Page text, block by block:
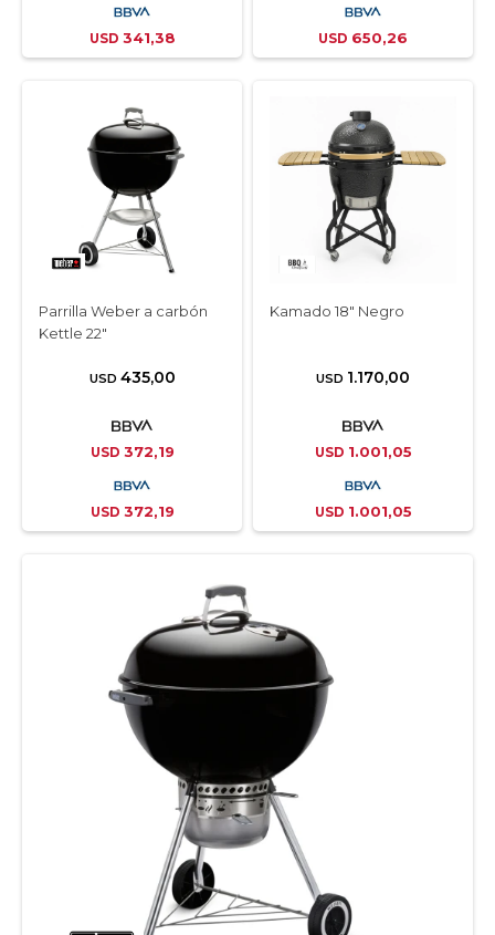
USD 341,38 USD 650,26
Parrilla Weber a carbón
Kettle 22″
USD 435,00
USD 372,19
USD 372,19
Kamado 18" Negro
USD 1.170,00
USD 1.001,05
USD 1.001,05